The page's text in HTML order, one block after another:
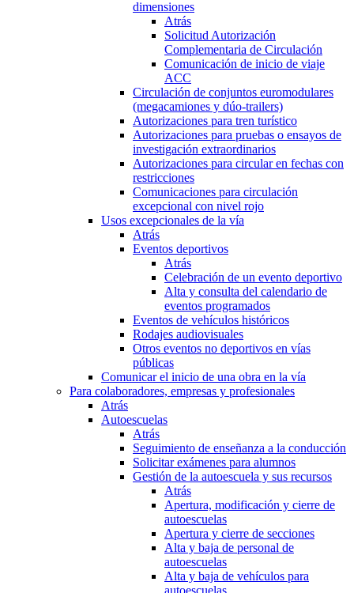
dimensiones
Atrás
Solicitud Autorización
Complementaria de Circulación
Comunicación de inicio de viaje
ACC
Circulación de conjuntos euromodulares
(megacamiones y dúo-trailers)
Autorizaciones para tren turístico
Autorizaciones para pruebas o ensayos de
investigación extraordinarios
Autorizaciones para circular en fechas con
restricciones
Comunicaciones para circulación
excepcional con nivel rojo
Usos excepcionales de la vía
Atrás
Eventos deportivos
Atrás
Celebración de un evento deportivo
Alta y consulta del calendario de
eventos programados
Eventos de vehículos históricos
Rodajes audiovisuales
Otros eventos no deportivos en vías
públicas
Comunicar el inicio de una obra en la vía
Para colaboradores, empresas y profesionales
Atrás
Autoescuelas
Atrás
Seguimiento de enseñanza a la conducción
Solicitar exámenes para alumnos
Gestión de la autoescuela y sus recursos
Atrás
Apertura, modificación y cierre de
autoescuelas
Apertura y cierre de secciones
Alta y baja de personal de
autoescuelas
Alta y baja de vehículos para